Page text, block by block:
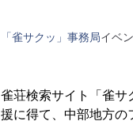
「雀サクッ」事務局イベ
雀荘検索サイト「雀サ
援に得て、中部地方の